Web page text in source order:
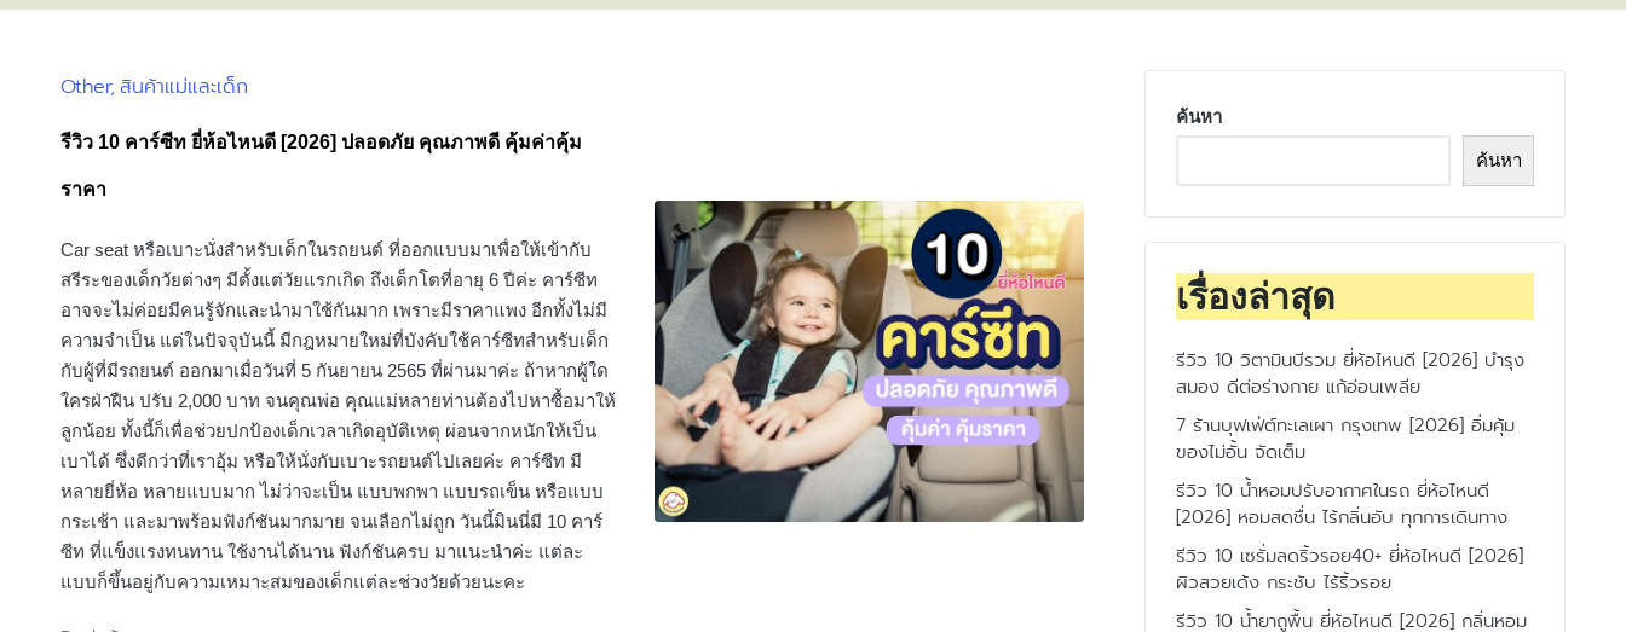
Posted
Other สินค้าแม่และเด็ก
รีวิว 10 คาร์ซีท ยี่ห้อไหนดี [2026] ปลอดภัย คุณภาพดี คุ้มค่าคุ้ม
ราคา
Car seat หรือเบาะนั่งสำหรับเด็กในรถยนต์ ที่ออกแบบมาเพื่อให้เข้ากับ
สรีระของเด็กวัยต่างๆ มีตั้งแต่วัยแรกเกิด ถึงเด็กโตที่อายุ 6 ปีค่ะ คาร์ซีท
อาจจะไม่ค่อยมีคนรู้จักและนำมาใช้กันมาก เพราะมีราคาแพง อีกทั้งไม่มี
ความจำเป็น แต่ในปัจจุบันนี้ มีกฎหมายใหม่ที่บังคับใช้คาร์ซีทสำหรับเด็ก
กับผู้ที่มีรถยนต์ ออกมาเมื่อวันที่ 5 กันยายน 2565 ที่ผ่านมาค่ะ ถ้าหากผู้ใด
ใครฝ่าฝืน ปรับ 2,000 บาท จนคุณพ่อ คุณแม่หลายท่านต้องไปหาซื้อมาให้
ลูกน้อย ทั้งนี้ก็เพื่อช่วยปกป้องเด็กเวลาเกิดอุบัติเหตุ ผ่อนจากหนักให้เป็น
เบาได้ ซึ่งดีกว่าที่เราอุ้ม หรือให้นั่งกับเบาะรถยนต์ไปเลยค่ะ คาร์ซีท มี
หลายยี่ห้อ หลายแบบมาก ไม่ว่าจะเป็น แบบพกพา แบบรถเข็น หรือแบบ
กระเช้า และมาพร้อมฟังก์ชันมากมาย จนเลือกไม่ถูก วันนี้มินนี่มี 10 คาร์
ซีท ที่แข็งแรงทนทาน ใช้งานได้นาน ฟังก์ชันครบ มาแนะนำค่ะ แต่ละ
แบบก็ขึ้นอยู่กับความเหมาะสมของเด็กแต่ละช่วงวัยด้วยนะคะ
ค้นหา
ค้นหา
เรื่องล่าสุด
รีวิว 10 วิตามินบีรวม ยี่ห้อไหนดี [2026] บำรุง
สมอง ดีต่อร่างกาย แก้อ่อนเพลีย
7 ร้านบุฟเฟ่ต์ทะเลเผา กรุงเทพ [2026] อิ่มคุ้ม
ของไม่อั้น จัดเต็ม
รีวิว 10 น้ำหอมปรับอากาศในรถ ยี่ห้อไหนดี
[2026] หอมสดชื่น ไร้กลิ่นอับ ทุกการเดินทาง
รีวิว 10 เซรั่มลดริ้วรอย40+ ยี่ห้อไหนดี [2026]
ผิวสวยเด้ง กระชับ ไร้ริ้วรอย
รีวิว 10 น้ำยาถูพื้น ยี่ห้อไหนดี [2026] กลิ่นหอม